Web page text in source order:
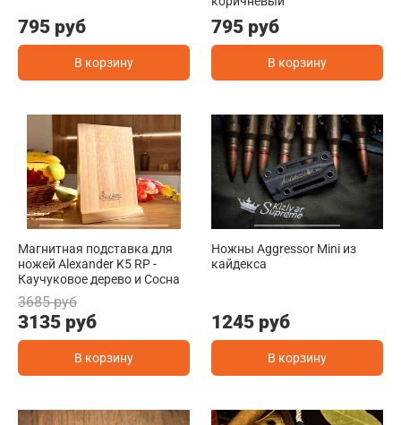
795 руб
В корзину
795 руб
В корзину
Магнитная подставка для
ножей Alexander K5 RP -
Каучуковое дерево и Сосна
3685 руб
3135 руб
В корзину
Ножны Aggressor Mini из
кайдекса
1245 руб
В корзину